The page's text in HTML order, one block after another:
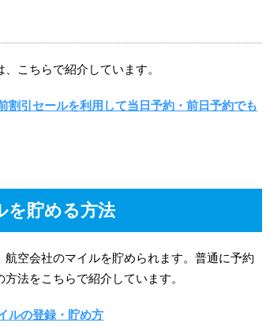
こちらで紹介しています。
引セールを利用して当日予約・前日予約でも
を貯める方法
空会社のマイルを貯められます。普通に予約
法をこちらで紹介しています。
ルの登録・貯め方